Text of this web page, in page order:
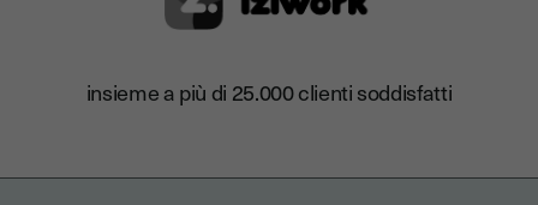
insieme a più di 25.000 clienti soddisfatti